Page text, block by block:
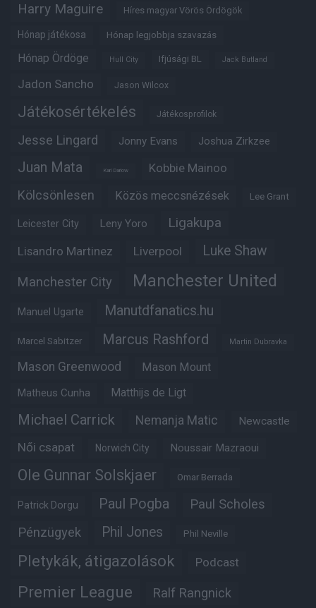
Harry Maguire Híres magyar Vörös Ördögök
Hónap játékosa Hónap legjobbja szavazás
Hónap Ördöge Hull City Ifjúsági BL Jack Butland
Jadon Sancho Jason Wilcox
Játékosértékelés Játékosprofilok
Jesse Lingard Jonny Evans Joshua Zirkzee
Juan Mata Karl Darlow Kobbie Mainoo
Kölcsönlesen Közös meccsnézések Lee Grant
Leicester City Leny Yoro Ligakupa
Lisandro Martinez Liverpool Luke Shaw
Manchester City Manchester United
Manuel Ugarte Manutdfanatics.hu
Marcel Sabitzer Marcus Rashford Martin Dubravka
Mason Greenwood Mason Mount
Matheus Cunha Matthijs de Ligt
Michael Carrick Nemanja Matic Newcastle
Női csapat Norwich City Noussair Mazraoui
Ole Gunnar Solskjaer Omar Berrada
Patrick Dorgu Paul Pogba Paul Scholes
Pénzügyek Phil Jones Phil Neville
Pletykák, átigazolások Podcast
Premier League Ralf Rangnick